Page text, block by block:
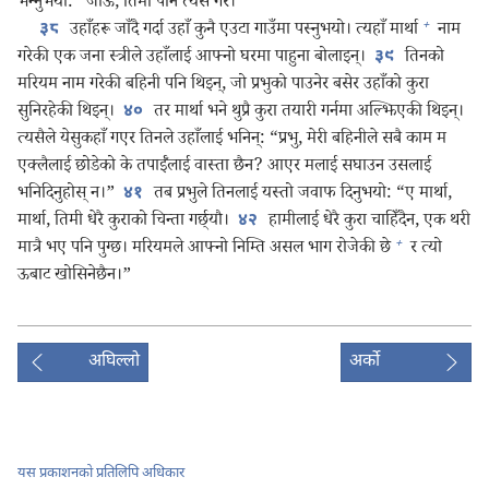
३८ उहाँहरू जाँदै गर्दा उहाँ कुनै एउटा गाउँमा पस्नुभयो। त्यहाँ मार्था + नाम
गरेकी एक जना स्त्रीले उहाँलाई आफ्नो घरमा पाहुना बोलाइन्‌। ३९ तिनको
मरियम नाम गरेकी बहिनी पनि थिइन्‌, जो प्रभुको पाउनेर बसेर उहाँको कुरा
सुनिरहेकी थिइन्‌। ४० तर मार्था भने थुप्रै कुरा तयारी गर्नमा अल्झिएकी थिइन्‌।
त्यसैले येसुकहाँ गएर तिनले उहाँलाई भनिन्‌: “प्रभु, मेरी बहिनीले सबै काम म
एक्लैलाई छोडेको के तपाईँलाई वास्ता छैन? आएर मलाई सघाउन उसलाई
भनिदिनुहोस्‌ न।” ४१ तब प्रभुले तिनलाई यस्तो जवाफ दिनुभयो: “ए मार्था,
मार्था, तिमी धेरै कुराको चिन्ता गर्छ्यौ। ४२ हामीलाई धेरै कुरा चाहिँदैन, एक थरी
मात्रै भए पनि पुग्छ। मरियमले आफ्नो निम्ति असल भाग रोजेकी छे + र त्यो
ऊबाट खोसिनेछैन।”
अघिल्लो अर्को
यस प्रकाशनको प्रतिलिपि अधिकार